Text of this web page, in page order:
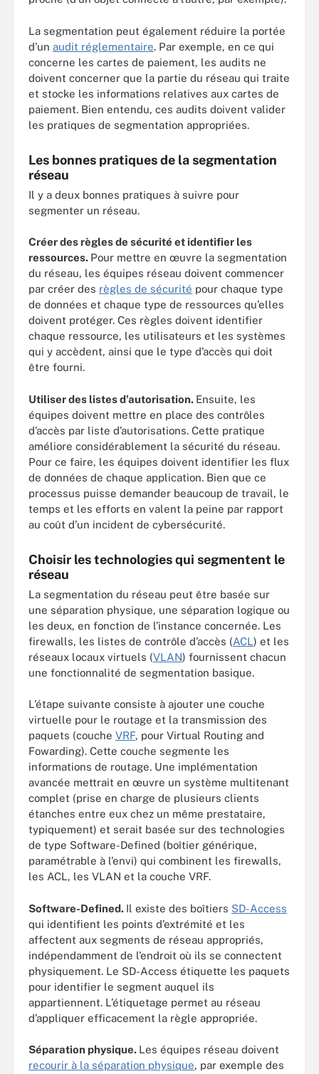
La segmentation peut également réduire la portée
d’un audit réglementaire. Par exemple, en ce qui
concerne les cartes de paiement, les audits ne
doivent concerner que la partie du réseau qui traite
et stocke les informations relatives aux cartes de
paiement. Bien entendu, ces audits doivent valider
les pratiques de segmentation appropriées.
Les bonnes pratiques de la segmentation
réseau
Il y a deux bonnes pratiques à suivre pour
segmenter un réseau.
Créer des règles de sécurité et identifier les
ressources. Pour mettre en œuvre la segmentation
du réseau, les équipes réseau doivent commencer
par créer des règles de sécurité pour chaque type
de données et chaque type de ressources qu’elles
doivent protéger. Ces règles doivent identifier
chaque ressource, les utilisateurs et les systèmes
qui y accèdent, ainsi que le type d’accès qui doit
être fourni.
Utiliser des listes d’autorisation. Ensuite, les
équipes doivent mettre en place des contrôles
d’accès par liste d’autorisations. Cette pratique
améliore considérablement la sécurité du réseau.
Pour ce faire, les équipes doivent identifier les flux
de données de chaque application. Bien que ce
processus puisse demander beaucoup de travail, le
temps et les efforts en valent la peine par rapport
au coût d’un incident de cybersécurité.
Choisir les technologies qui segmentent le
réseau
La segmentation du réseau peut être basée sur
une séparation physique, une séparation logique ou
les deux, en fonction de l’instance concernée. Les
firewalls, les listes de contrôle d’accès (ACL) et les
réseaux locaux virtuels (VLAN) fournissent chacun
une fonctionnalité de segmentation basique.
L’étape suivante consiste à ajouter une couche
virtuelle pour le routage et la transmission des
paquets (couche VRF, pour Virtual Routing and
Fowarding). Cette couche segmente les
informations de routage. Une implémentation
avancée mettrait en œuvre un système multitenant
complet (prise en charge de plusieurs clients
étanches entre eux chez un même prestataire,
typiquement) et serait basée sur des technologies
de type Software-Defined (boîtier générique,
paramétrable à l’envi) qui combinent les firewalls,
les ACL, les VLAN et la couche VRF.
Software-Defined. Il existe des boîtiers SD-Access
qui identifient les points d’extrémité et les
affectent aux segments de réseau appropriés,
indépendamment de l’endroit où ils se connectent
physiquement. Le SD-Access étiquette les paquets
pour identifier le segment auquel ils
appartiennent. L’étiquetage permet au réseau
d’appliquer efficacement la règle appropriée.
Séparation physique. Les équipes réseau doivent
recourir à la séparation physique, par exemple des